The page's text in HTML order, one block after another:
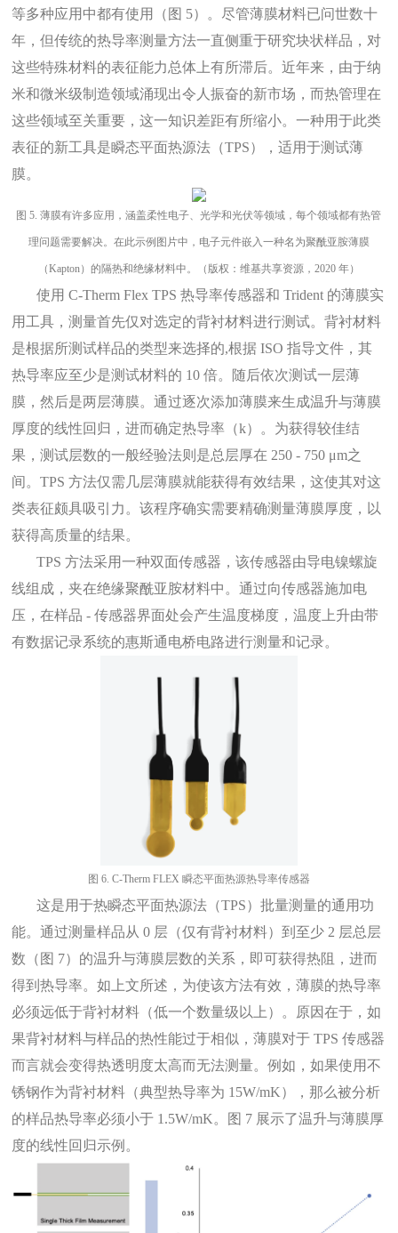
等多种应用中都有使用（图 5）。尽管薄膜材料已问世数十
年，但传统的热导率测量方法一直侧重于研究块状样品，对
这些特殊材料的表征能力总体上有所滞后。近年来，由于纳
米和微米级制造领域涌现出令人振奋的新市场，而热管理在
这些领域至关重要，这一知识差距有所缩小。一种用于此类
表征的新工具是瞬态平面热源法（TPS），适用于测试薄
膜。
图 5.薄膜有许多应用，涵盖柔性电子、光学和光伏等领域，每个领域都有热管
理问题需要解决。在此示例图片中，电子元件嵌入一种名为聚酰亚胺薄膜
（Kapton）的隔热和绝缘材料中。（版权：维基共享资源，2020 年）
使用 C-Therm Flex TPS 热导率传感器和 Trident 的薄膜实
用工具，测量首先仅对选定的背衬材料进行测试。背衬材料
是根据所测试样品的类型来选择的,根据 ISO 指导文件，其
热导率应至少是测试材料的 10 倍。随后依次测试一层薄
膜，然后是两层薄膜。通过逐次添加薄膜来生成温升与薄膜
厚度的线性回归，进而确定热导率（k）。为获得较佳结
果，测试层数的一般经验法则是总层厚在 250 - 750 μm之
间。TPS 方法仅需几层薄膜就能获得有效结果，这使其对这
类表征颇具吸引力。该程序确实需要精确测量薄膜厚度，以
获得高质量的结果。
TPS 方法采用一种双面传感器，该传感器由导电镍螺旋
线组成，夹在绝缘聚酰亚胺材料中。通过向传感器施加电
压，在样品 - 传感器界面处会产生温度梯度，温度上升由带
有数据记录系统的惠斯通电桥电路进行测量和记录。
图 6. C-Therm FLEX 瞬态平面热源热导率传感器
这是用于热瞬态平面热源法（TPS）批量测量的通用功
能。通过测量样品从 0 层（仅有背衬材料）到至少 2 层总层
数（图 7）的温升与薄膜层数的关系，即可获得热阻，进而
得到热导率。如上文所述，为使该方法有效，薄膜的热导率
必须远低于背衬材料（低一个数量级以上）。原因在于，如
果背衬材料与样品的热性能过于相似，薄膜对于 TPS 传感器
而言就会变得热透明度太高而无法测量。例如，如果使用不
锈钢作为背衬材料（典型热导率为 15W/mK），那么被分析
的样品热导率必须小于 1.5W/mK。图 7 展示了温升与薄膜厚
度的线性回归示例。